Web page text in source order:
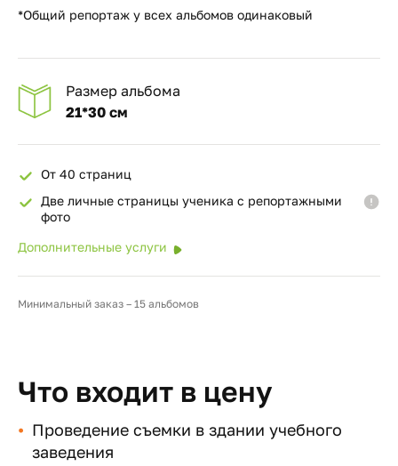
*Общий репортаж у всех альбомов одинаковый
Размер альбома
21*30 см
От 40 страниц
Две личные страницы ученика с репортажными
фото
Дополнительные услуги
Минимальный заказ – 15 альбомов
Что входит в цену
Проведение съемки в здании учебного
заведения